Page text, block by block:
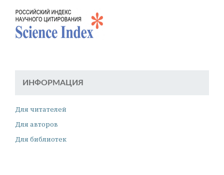
ИНФОРМАЦИЯ
Для читателей
Для авторов
Для библиотек